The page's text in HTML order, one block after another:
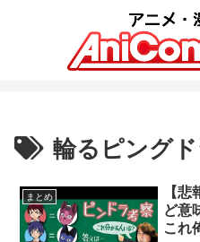
輪るピング
まとめ
【
ど意
これ